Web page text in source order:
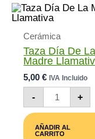
Cerámica
Taza Día De La
Madre
5,00€ IVA Incluido
-
Taza
Día
De
Madre
+
AÑADIR AL
CARRITO